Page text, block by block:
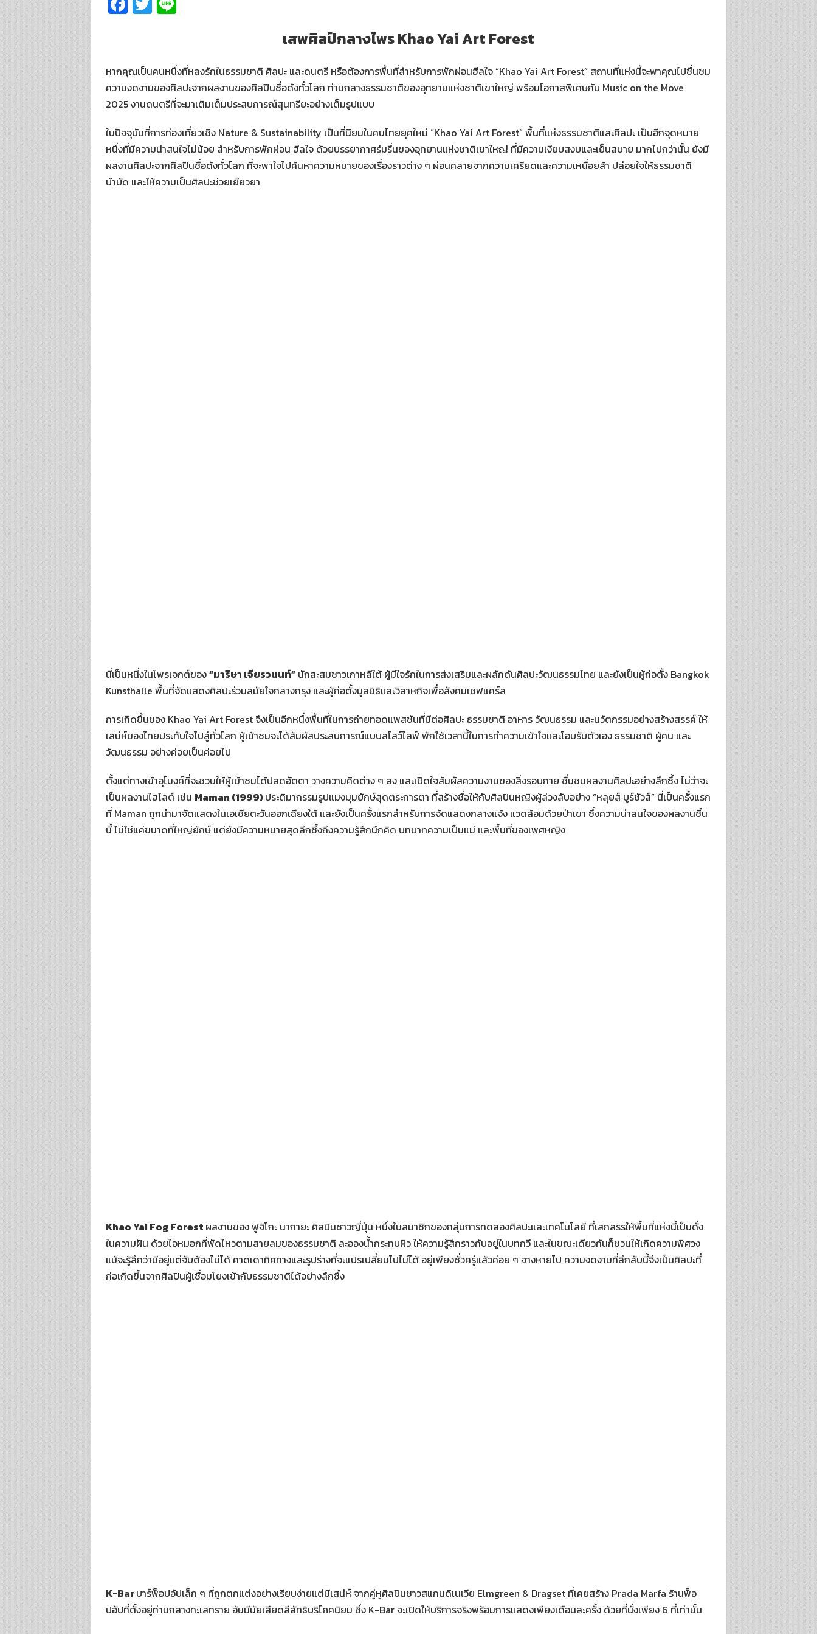
ce
o
o
k
wi
er
เสพศิลป์กลางไพร Khao Yai Art Forest
หากคุณเป็นคนหนึ่งที่หลงรักในธรรมชาติ ศิลปะ และดนตรี หรือต้องการพื้นที่สำหรับการพักผ่อนฮีลใจ “Khao Yai Art Forest” สถานที่แห่งนี้จะพาคุณไปชื่นชม
ความงดงามของศิลปะจากผลงานของศิลปินชื่อดังทั่วโลก ท่ามกลางธรรมชาติของอุทยานแห่งชาติเขาใหญ่ พร้อมโอกาสพิเศษกับ Music on the Move
2025 งานดนตรีที่จะมาเติมเต็มประสบการณ์สุนทรียะอย่างเต็มรูปแบบ
ในปัจจุบันที่การท่องเที่ยวเชิง Nature & Sustainability เป็นที่นิยมในคนไทยยุคใหม่ “Khao Yai Art Forest” พื้นที่แห่งธรรมชาติและศิลปะ เป็นอีกจุดหมาย
หนึ่งที่มีความน่าสนใจไม่น้อย สำหรับการพักผ่อน ฮีลใจ ด้วยบรรยากาศร่มรื่นของอุทยานแห่งชาติเขาใหญ่ ที่มีความเงียบสงบและเย็นสบาย มากไปกว่านั้น ยังมี
ผลงานศิลปะจากศิลปินชื่อดังทั่วโลก ที่จะพาใจไปค้นหาความหมายของเรื่องราวต่าง ๆ ผ่อนคลายจากความเครียดและความเหนื่อยล้า ปล่อยใจให้ธรรมชาติ
บำบัด และให้ความเป็นศิลปะช่วยเยียวยา
นี่เป็นหนึ่งในโพรเจกต์ของ“มาริษา เจียรวนนท์”นักสะสมชาวเกาหลีใต้ ผู้มีใจรักในการส่งเสริมและผลักดันศิลปะวัฒนธรรมไทย และยังเป็นผู้ก่อตั้ง Bangkok
Kunsthalle พื้นที่จัดแสดงศิลปะร่วมสมัยใจกลางกรุง และผู้ก่อตั้งมูลนิธิและวิสาหกิจเพื่อสังคมเชฟแคร์ส
การเกิดขึ้นของ Khao Yai Art Forest จึงเป็นอีกหนึ่งพื้นที่ในการถ่ายทอดแพสชันที่มีต่อศิลปะ ธรรมชาติ อาหาร วัฒนธรรม และนวัตกรรมอย่างสร้างสรรค์ ให้
เสน่ห์ของไทยประทับใจไปสู่ทั่วโลก ผู้เข้าชมจะได้สัมผัสประสบการณ์แบบสโลว์ไลฟ์ พักใช้เวลานี้ในการทำความเข้าใจและโอบรับตัวเอง ธรรมชาติ ผู้คน และ
วัฒนธรรม อย่างค่อยเป็นค่อยไป
ตั้งแต่ทางเข้าอุโมงค์ที่จะชวนให้ผู้เข้าชมได้ปลดอัตตา วางความคิดต่าง ๆ ลง และเปิดใจสัมผัสความงามของสิ่งรอบกาย ชื่นชมผลงานศิลปะอย่างลึกซึ้ง ไม่ว่าจะ
เป็นผลงานไฮไลต์ เช่น Maman (1999) ประติมากรรมรูปแมงมุมยักษ์สุดตระการตา ที่สร้างชื่อให้กับศิลปินหญิงผู้ล่วงลับอย่าง “หลุยส์ บูร์ชัวส์” นี่เป็นครั้งแรก
ที่ Maman ถูกนำมาจัดแสดงในเอเชียตะวันออกเฉียงใต้ และยังเป็นครั้งแรกสำหรับการจัดแสดงกลางแจ้ง แวดล้อมด้วยป่าเขา ซึ่งความน่าสนใจของผลงานชิ้น
นี้ ไม่ใช่แค่ขนาดที่ใหญ่ยักษ์ แต่ยังมีความหมายสุดลึกซึ้งถึงความรู้สึกนึกคิด บทบาทความเป็นแม่ และพื้นที่ของเพศหญิง
Khao Yai Fog Forest ผลงานของ ฟูจิโกะ นากายะ ศิลปินชาวญี่ปุ่น หนึ่งในสมาชิกของกลุ่มการทดลองศิลปะและเทคโนโลยี ที่เสกสรรให้พื้นที่แห่งนี้เป็นดั่ง
ในความฝัน ด้วยไอหมอกที่พัดไหวตามสายลมของธรรมชาติ ละอองน้ำกระทบผิว ให้ความรู้สึกราวกับอยู่ในบทกวี และในขณะเดียวกันก็ชวนให้เกิดความพิศวง
แม้จะรู้สึกว่ามีอยู่แต่จับต้องไม่ได้ คาดเดาทิศทางและรูปร่างที่จะแปรเปลี่ยนไปไม่ได้ อยู่เพียงชั่วครู่แล้วค่อย ๆ จางหายไป ความงดงามที่ลึกลับนี้จึงเป็นศิลปะที่
ก่อเกิดขึ้นจากศิลปินผู้เชื่อมโยงเข้ากับธรรมชาติได้อย่างลึกซึ้ง
K-Barบาร์พ็อปอัปเล็ก ๆ ที่ถูกตกแต่งอย่างเรียบง่ายแต่มีเสน่ห์ จากคู่หูศิลปินชาวสแกนดิเนเวีย Elmgreen & Dragset ที่เคยสร้าง Prada Marfa ร้านพ็อ
ปอัปที่ตั้งอยู่ท่ามกลางทะเลทราย อันมีนัยเสียดสีลัทธิบริโภคนิยม ซึ่ง K-Bar จะเปิดให้บริการจริงพร้อมการแสดงเพียงเดือนละครั้ง ด้วยที่นั่งเพียง 6 ที่เท่านั้น